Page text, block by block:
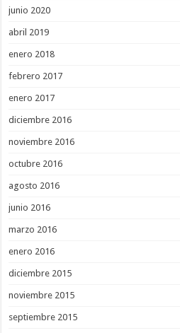
junio 2020
abril 2019
enero 2018
febrero 2017
enero 2017
diciembre 2016
noviembre 2016
octubre 2016
agosto 2016
junio 2016
marzo 2016
enero 2016
diciembre 2015
noviembre 2015
septiembre 2015